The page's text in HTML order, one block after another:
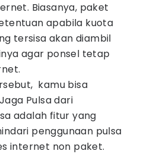
Biasanya, paket
apabila kuota
tersisa akan diambil
agar ponsel tetap
kamu bisa
Pulsa dari
adalah fitur yang
penggunaan pulsa
internet non paket.